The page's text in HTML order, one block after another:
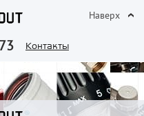
Контакты
Наверх